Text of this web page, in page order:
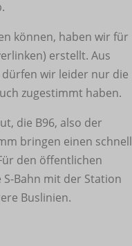
können, haben wir für
erstellt. Aus
wir leider nur die
zugestimmt haben.
die B96, also der
bringen einen schnell
den öffentlichen
Bahn mit der Station
Buslinien.